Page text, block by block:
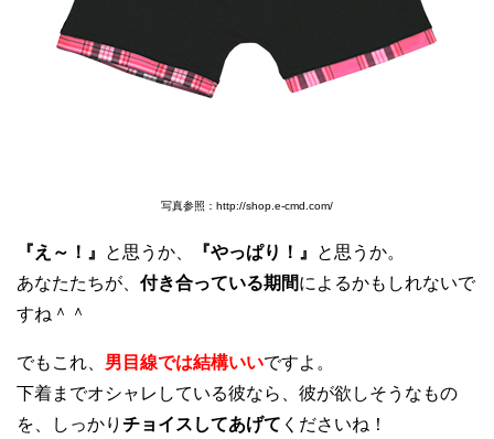
写真参照：http://shop.e-cmd.com/
『え～！』 と思うか、 『やっぱり！』
と思うか。
あなたたちが、 付き合っている期間によるかもしれないで
すね＾＾
でもこれ、 男目線では結構いいですよ。
下着までオシャレしている彼なら、彼が欲しそうなもの
を、しっかり チョイスしてあげて くださいね！